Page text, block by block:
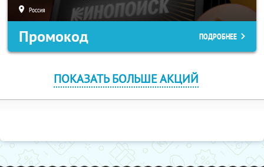
Россия
Промокод ПОДРОБНЕЕ
ПОКАЗАТЬ БОЛЬШЕ АКЦИЙ